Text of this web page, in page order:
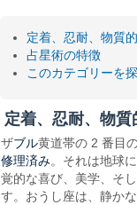
定着、忍耐、物質
占星術の特徴
このカテゴリーを
定着、忍耐、物
ザブル黄道帯の 2 番目
修理済み。それは地球
覚的な喜び、美学、そ
す。おうし座は、静か